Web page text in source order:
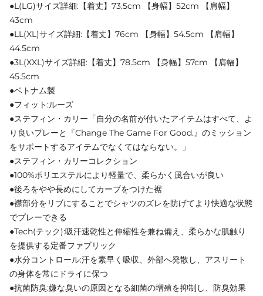
●L(LG)サイズ詳細:【着丈】73.5cm 【身幅】52cm 【肩幅】
43cm
●LL(XL)サイズ詳細:【着丈】76cm 【身幅】54.5cm 【肩幅】
44.5cm
●3L(XXL)サイズ詳細:【着丈】78.5cm 【身幅】57cm 【肩幅】
45.5cm
●ベトナム製
●フィット:ルーズ
●ステフィン・カリー「自分の名前が付いたアイテムはすべて、よ
り良いプレーと『Change The Game For Good.』のミッション
をサポートするアイテムでなくてはならない。」
●ステフィン・カリーコレクション
●100%ポリエステルにより軽量で、柔らかく風合いが良い
●後ろをやや長めにしてカーブをつけた裾
●襟部分をリブにすることでシャツのズレを防げてより快適な状態
でプレーできる
●Tech(テック):吸汗速乾性と伸縮性を兼ね備え、柔らかな肌触り
を提供する定番ファブリック
●水分コントロール:汗を素早く吸収、外部へ発散し、アスリート
の身体を常にドライに保つ
●抗菌防臭:嫌な臭いの原因となる細菌の増殖を抑制し、防臭効果